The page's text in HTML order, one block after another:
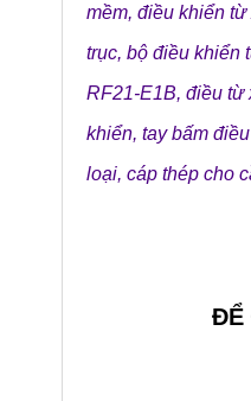
mềm, điều khiển từ
trục, bộ điều khiển
RF21-E1B, điều từ
khiển, tay bấm
loại, cáp thép cho
ĐỂ